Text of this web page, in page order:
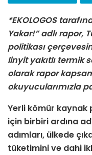
*EKOLOGOS
Yakar!” adlı rapor,
politikası
linyit yakıtlı termik
olarak rapor
okuyucularımızla
Yerli kömür
için birbiri ardına
adımları, ülkede
tüketimini ve dahi